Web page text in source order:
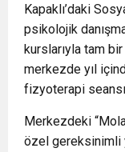
Kapaklı’daki
psikolojik
kurslarıyla tam
merkezde yıl
fizyoterapi
Merkezdeki
özel gereksinimli